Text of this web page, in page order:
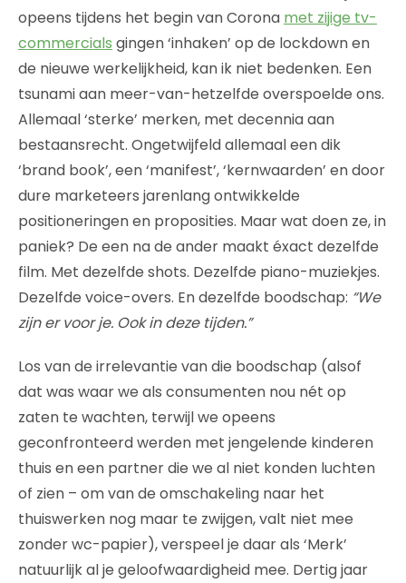
opeens tijdens het begin van Corona met zijige tv-
commercials gingen ‘inhaken’ op de lockdown en
de nieuwe werkelijkheid, kan ik niet bedenken. Een
tsunami aan meer-van-hetzelfde overspoelde ons.
Allemaal ‘sterke’ merken, met decennia aan
bestaansrecht. Ongetwijfeld allemaal een dik
‘brand book’, een ‘manifest’, ‘kernwaarden’ en door
dure marketeers jarenlang ontwikkelde
positioneringen en proposities. Maar wat doen ze, in
paniek? De een na de ander maakt éxact dezelfde
film. Met dezelfde shots. Dezelfde piano-muziekjes.
Dezelfde voice-overs. En dezelfde boodschap: “We
zijn er voor je. Ook in deze tijden.”
Los van de irrelevantie van die boodschap (alsof
dat was waar we als consumenten nou nét op
zaten te wachten, terwijl we opeens
geconfronteerd werden met jengelende kinderen
thuis en een partner die we al niet konden luchten
of zien – om van de omschakeling naar het
thuiswerken nog maar te zwijgen, valt niet mee
zonder wc-papier), verspeel je daar als ‘Merk’
natuurlijk al je geloofwaardigheid mee. Dertig jaar